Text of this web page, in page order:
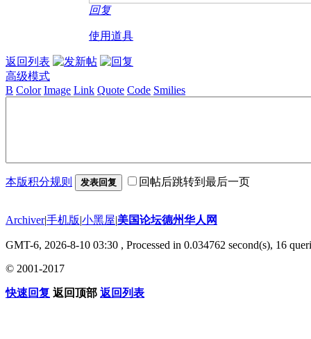
回复
使用道具
返回列表
高级模式
B Color Image Link Quote Code Smilies
本版积分规则 发表回复 回帖后跳转到最后一页
Archiver|手机版|小黑屋|美国论坛德州华人网
GMT-6, 2026-8-10 03:30 , Processed in 0.034762 second(s), 16
© 2001-2017
快速回复 返回顶部 返回列表